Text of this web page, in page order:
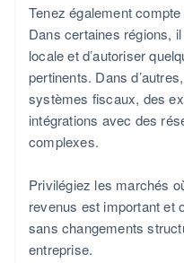
Tenez également
Dans certaines régions,
locale et d’autoriser
pertinents. Dans
systèmes fiscaux, des
intégrations avec des
complexes.
Privilégiez les marchés
revenus est important et
sans changements
entreprise.